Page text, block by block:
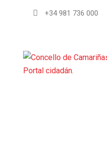
+34 981 736 000